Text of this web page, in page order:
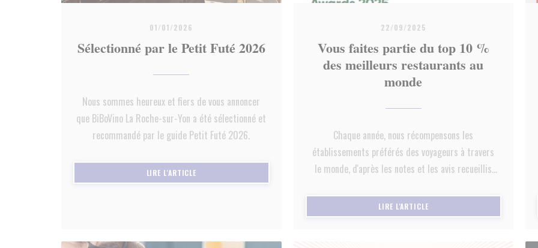
01/01/2026
Sélectionné par le Petit Futé 2026
Nous sommes heureux et fiers de vous annoncer
que BiBoVino La Roche-sur-Yon a été sélectionné et
recommandé par le guide Petit Futé 2026.
LIRE L'ARTICLE
22/09/2025
Vous faites partie du top 10 %
des meilleurs restaurants au
monde
Chaque année, nous récompensons les
établissements préférés des voyageurs à travers
le monde, d'après les notes et les avis recueillis
place de choix. Félicitations !
----------------------
LIRE L'ARTICLE((OUVRE UNE NOUVELLE